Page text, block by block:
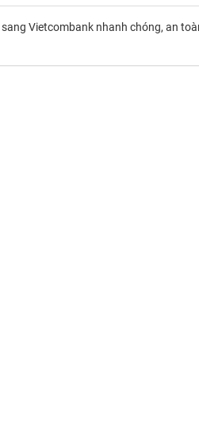
Vietcombank nhanh chóng, an